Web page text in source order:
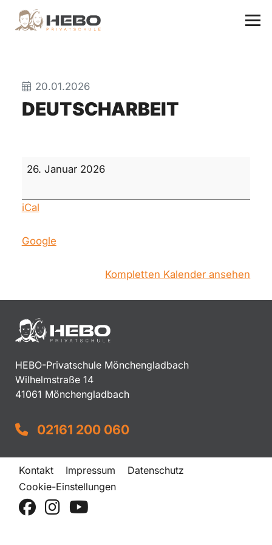
20.01.2026
DEUTSCHARBEIT
Deutscharbeit
26. Januar 2026
iCal
Google
Kompletten Kalender ansehen
HEBO-Privatschule Mönchengladbach
Wilhelmstraße 14
41061 Mönchengladbach
02161 200 060
Kontakt Impressum
Datenschutz
Cookie-Einstellungen